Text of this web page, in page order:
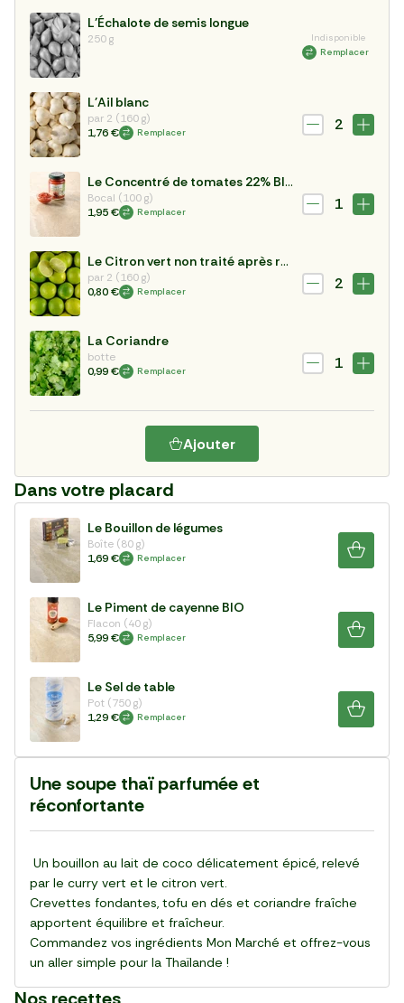
L’Échalote de semis longue
250 g
Indisponible
Remplacer
L'Ail blanc
par 2 (160 g)
1,76 €
Remplacer 2
Le Concentré de tomates 22% BIO
Bocal (100 g)
1,95 €
Remplacer 1
Le Citron vert non traité après récolte
par 2 (160 g)
0,80 €
Remplacer 2
La Coriandre
botte
0,99 €
Remplacer 1
Ajouter
Dans votre placard
Le Bouillon de légumes
Boîte (80 g)
1,69 €
Remplacer
Le Piment de cayenne BIO
Flacon (40 g)
5,99 €
Remplacer
Le Sel de table
Pot (750 g)
1,29 €
Remplacer
Une soupe thaï parfumée et
réconfortante
Un bouillon au lait de coco délicatement épicé, relevé
par le curry vert et le citron vert.
Crevettes fondantes, tofu en dés et coriandre fraîche
apportent équilibre et fraîcheur.
Commandez vos ingrédients Mon Marché et offrez-vous
un aller simple pour la Thaïlande !